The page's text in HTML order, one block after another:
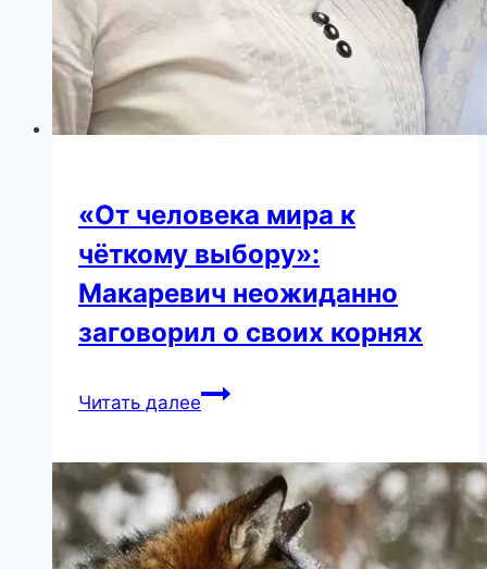
«От человека мира к
чёткому выбору»:
Макаревич неожиданно
заговорил о своих корнях
Читать далее«От
к
чёткому
выбору»: